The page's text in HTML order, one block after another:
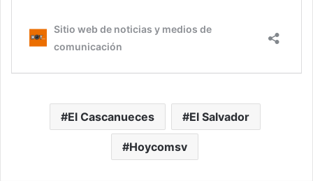
El Cascanueces El Salvador
Hoycomsv